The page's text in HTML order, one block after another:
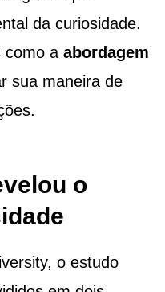
da curiosidade.
como a abordagem
sua maneira de
o
o estudo